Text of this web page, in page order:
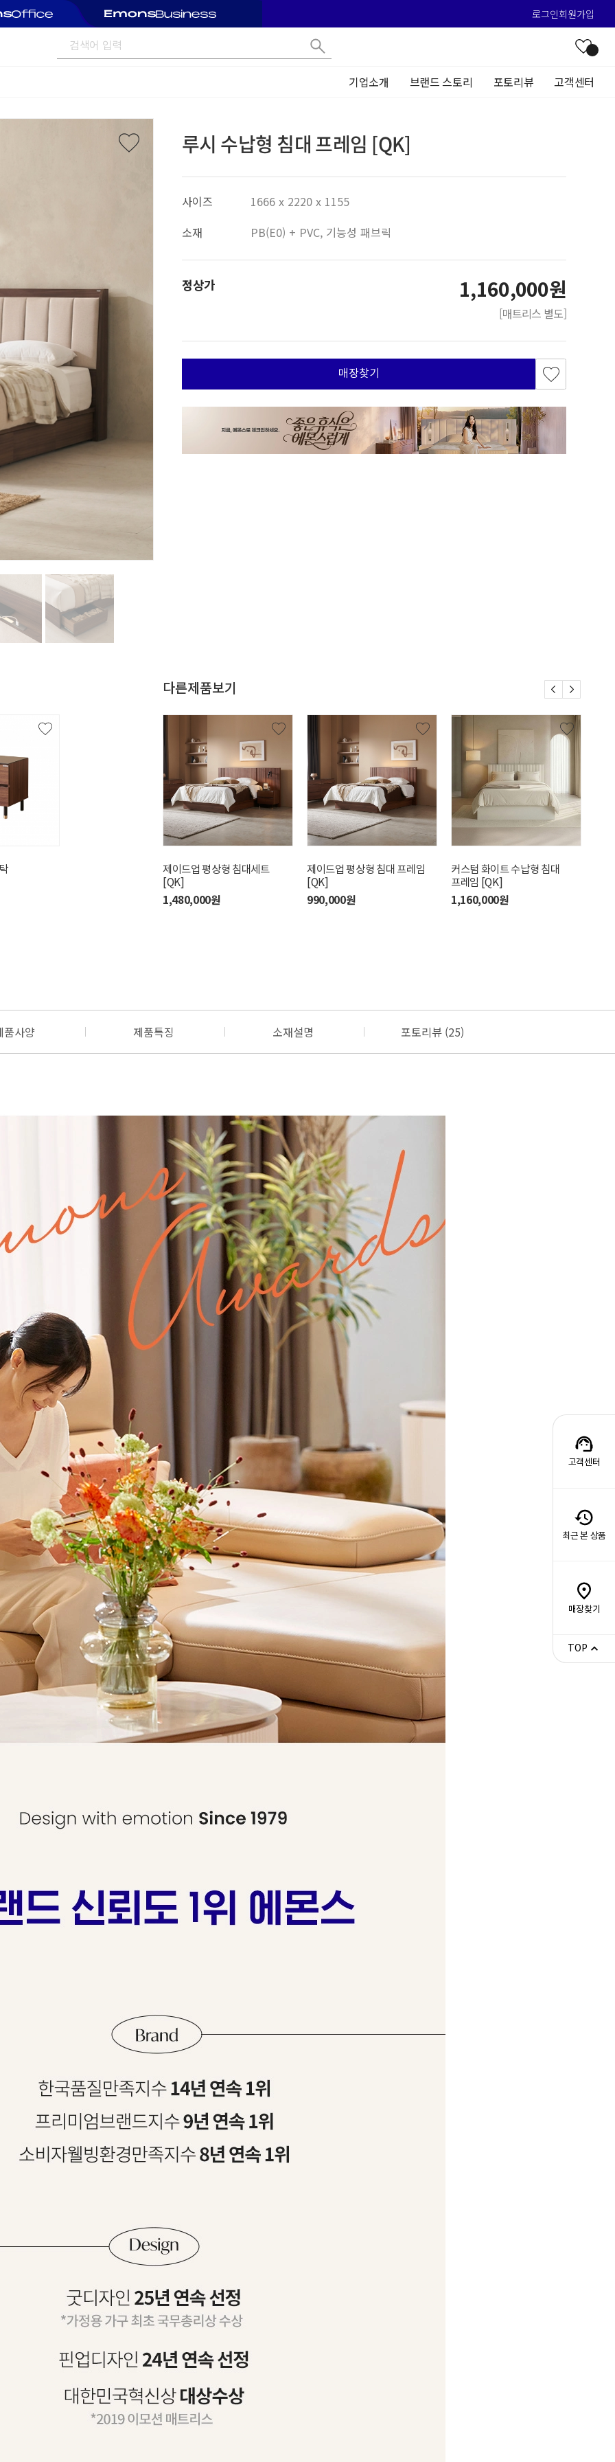
로그인회원가입
기업소개 브랜드 스토리 포토리뷰 고객센터
루시 수납형 침대 프레임 [QK]
사이즈
1666 x 2220 x 1155
소재
PB(E0) + PVC, 기능성 패브릭
정상가 1,160,000원
[매트리스 별도]
매장찾기
다른제품보기
제이드업 평상형 침대세트
[QK]
1,480,000원
제이드업 평상형 침대 프레임
[QK]
990,000원
커스텀 화이트 수납형 침대
프레임 [QK]
1,160,000원
품사양 제품특징 소재설명 포토리뷰 (25)
고객센터
최근 본 상품
매장찾기
TOP